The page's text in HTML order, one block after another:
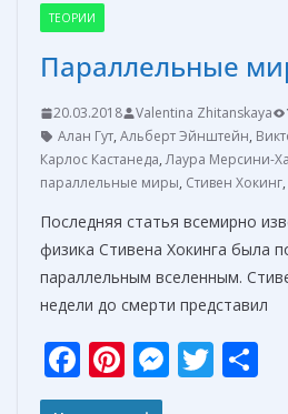
ТЕОРИИ
Параллельные
20.03.2018 Valentina Zhitanskaya
Алан Гут, Альберт Эйнштейн,
Карлос Кастанеда,Лаура Мерсини-
параллельные миры, Стивен Хокинг,
Последняя статья всемирно
физика Стивена Хокинга была
параллельным вселенным.
недели до смерти представил
F
ac
Pi
nt
M T